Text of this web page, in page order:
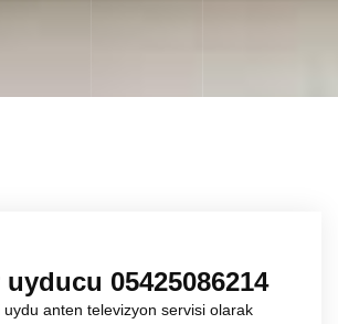
uyducu 05425086214
uydu anten televizyon servisi olarak